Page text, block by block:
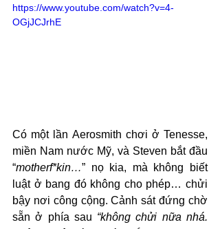
https://www.youtube.com/watch?v=4-
OGjJCJrhE
Có một lần Aerosmith chơi ở Tenesse,
miền Nam nước Mỹ, và Steven bắt đầu
“motherf*kin…” nọ kia, mà không biết
luật ở bang đó không cho phép… chửi
bậy nơi công cộng. Cảnh sát đứng chờ
sẵn ở phía sau “không chửi nữa nhá.